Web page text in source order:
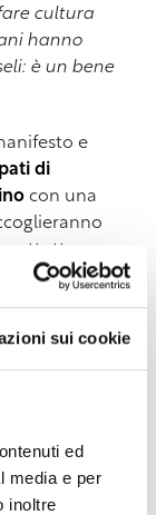
sui cookie
ed
media e per
inoltre
cultura
hanno
è un bene
e
di
con una
Insomma, un
non vuole
un locale
al